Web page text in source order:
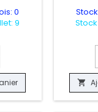
RIGIDE - BLEU -
0
9
du produit SLEEVES
